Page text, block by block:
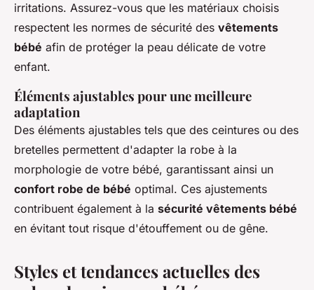
irritations. Assurez-vous que les matériaux choisis
respectent les normes de sécurité des vêtements
bébé afin de protéger la peau délicate de votre
enfant.
Éléments ajustables pour une meilleure
adaptation
Des éléments ajustables tels que des ceintures ou des
bretelles permettent d'adapter la robe à la
morphologie de votre bébé, garantissant ainsi un
confort robe de bébé optimal. Ces ajustements
contribuent également à la sécurité vêtements bébé
en évitant tout risque d'étouffement ou de gêne.
Styles et tendances actuelles des